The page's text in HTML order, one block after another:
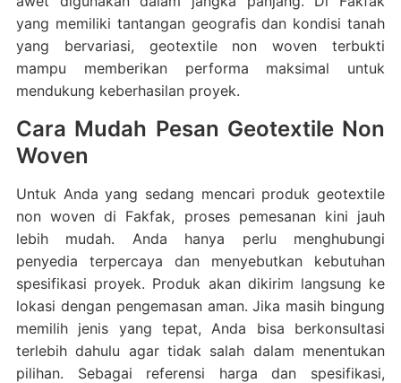
yang memiliki tantangan geografis dan kondisi tanah
yang bervariasi, geotextile non woven terbukti
mampu memberikan performa maksimal untuk
mendukung keberhasilan proyek.
Cara Mudah Pesan Geotextile Non
Woven
Untuk Anda yang sedang mencari produk geotextile
non woven di Fakfak, proses pemesanan kini jauh
lebih mudah. Anda hanya perlu menghubungi
penyedia terpercaya dan menyebutkan kebutuhan
spesifikasi proyek. Produk akan dikirim langsung ke
lokasi dengan pengemasan aman. Jika masih bingung
memilih jenis yang tepat, Anda bisa berkonsultasi
terlebih dahulu agar tidak salah dalam menentukan
pilihan. Sebagai referensi harga dan spesifikasi,